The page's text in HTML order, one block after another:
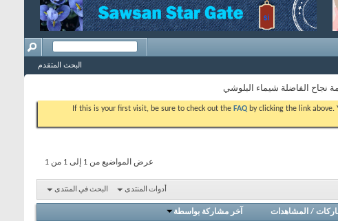
البحث المتقدم
نجاح الفاضلة شيماء البلوشي
If this is your first visit, be sure to check out the FAQ by clicking the link above.
عرض المواضيع من 1 إلى 1 من 1
أدوات المنتدى البحث في المنتدى
/ المشاهدات آخر مشاركة بواسطة